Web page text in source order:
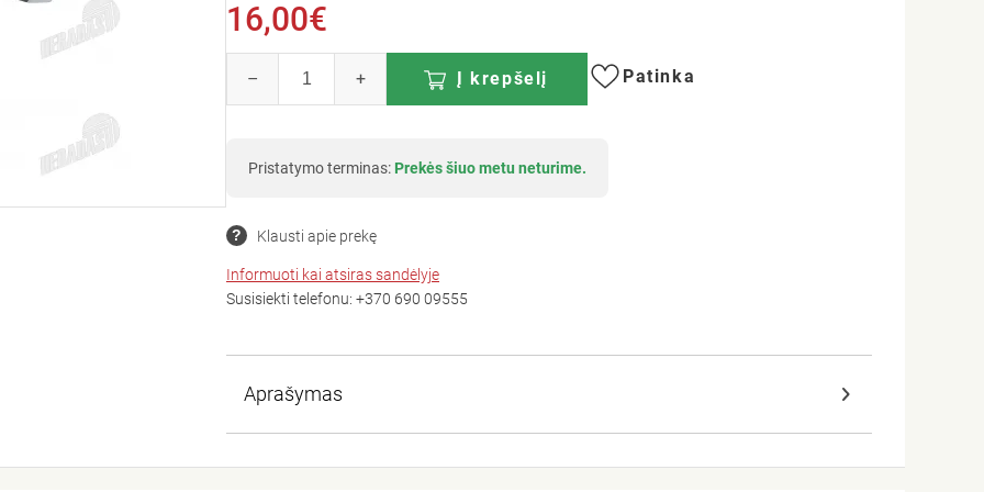
16,00€
– + Į krepšelį Patinka
Pristatymo terminas: Prekės šiuo metu neturime.
Klausti apie prekę
Informuoti kai atsiras sandėlyje
Susisiekti telefonu: +370 690 09555
Aprašymas